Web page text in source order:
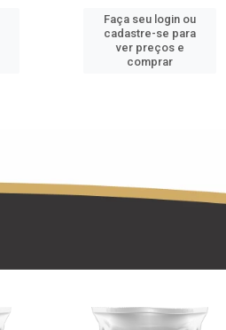
Faça seu login ou
cadastre-se para
ver preços e
comprar